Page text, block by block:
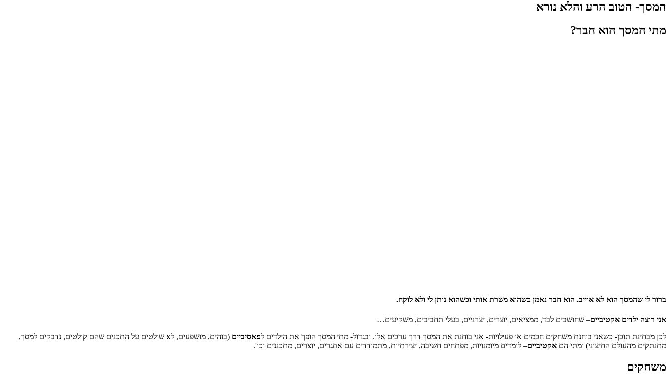
המסך- הטוב הרע והלא נורא
מתי המסך הוא חבר?
ברור לי שהמסך הוא לא אוייב. הוא חבר נאמן כשהוא משרת אותי וכשהוא נותן לי ולא לוקח.
אני רוצה ילדים אקטיביים– שחושבים לבד, ממציאים, יוצרים, יצרניים, בעלי תחביבים, משקיעים…
לכן מבחינת תוכן- כשאני בוחנת משחקים חכמים או פעילויות- אני בוחנת את המסך דרך ערכים אלו. ובגדול- מתי המסך הופך את הילדים לפאסיביים (בוהים, מושפעים, לא שולטים על התכנים שהם קולטים, נדבקים למסך,
מתנתקים מהעולם החיצוני) ומתי הם אקטיביים– לומדים מיומנויות, מפתחים חשיבה, יצירתיות, מתמודדים עם אתגרים, יוצרים, מתכננים וכו'.
משחקים